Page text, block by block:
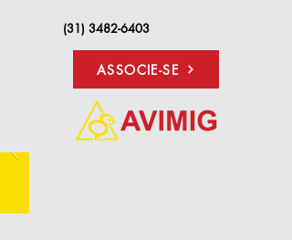
(31) 3482-6403
ASSOCIE-SE